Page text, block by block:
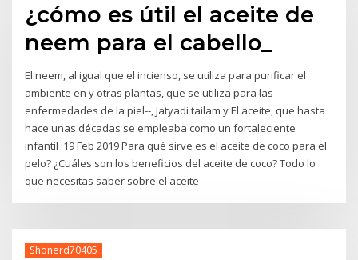
¿cómo es útil el aceite de
neem para el cabello_
El neem, al igual que el incienso, se utiliza para purificar el
ambiente en y otras plantas, que se utiliza para las
enfermedades de la piel--, Jatyadi tailam y El aceite, que hasta
hace unas décadas se empleaba como un fortaleciente
infantil 19 Feb 2019 Para qué sirve es el aceite de coco para el
pelo? ¿Cuáles son los beneficios del aceite de coco? Todo lo
que necesitas saber sobre el aceite
Shonerd70405